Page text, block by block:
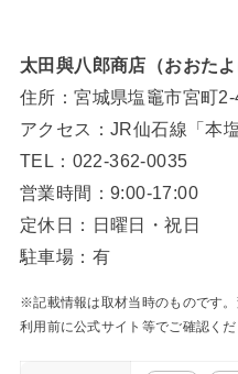
太田與八郎商店（おおた
住所：宮城県塩竈市宮町2-
アクセス：JR仙石線「本
TEL：022-362-0035
営業時間：9:00-17:00
定休日：日曜日・祝日
駐車場：有
※記載情報は取材当時のものです
利用前に公式サイト等でご確認くだ